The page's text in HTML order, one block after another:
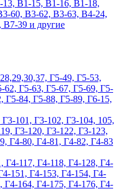
В1-15, В1-16, В1-18,
60, В3-62, В3-63, В4-24,
39 и другие
Г5-49, Г5-53,
62, Г5-63, Г5-67, Г5-69, Г5-
Г5-84, Г5-88, Г5-89, Г6-15,
101, Г3-102, Г3-104, 105,
Г3-120, Г3-122, Г3-123,
Г4-80, Г4-81, Г4-82, Г4-83
Г4-117, Г4-118, Г4-128, Г4-
151, Г4-153, Г4-154, Г4-
Г4-164, Г4-175, Г4-176, Г4-